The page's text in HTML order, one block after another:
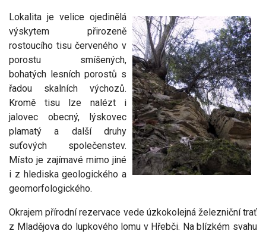
Lokalita je velice ojedinělá
výskytem přirozeně
rostoucího tisu červeného v
porostu smíšených,
bohatých lesních porostů s
řadou skalních výchozů.
Kromě tisu lze nalézt i
jalovec obecný, lýskovec
plamatý a další druhy
suťových společenstev.
Místo je zajímavé mimo jiné
i z hlediska geologického a
geomorfologického.
Okrajem přírodní rezervace vede úzkokolejná železniční trať
z Mladějova do lupkového lomu v Hřebči. Na blízkém svahu